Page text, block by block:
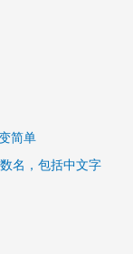
简单
名，包括中文字